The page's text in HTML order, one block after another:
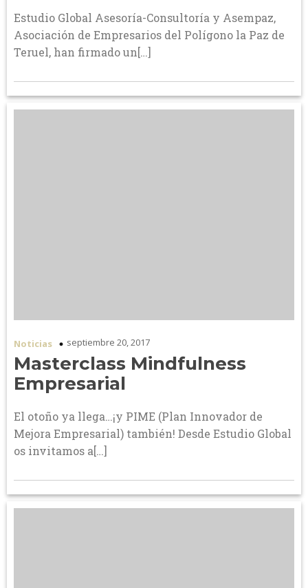
Estudio Global Asesoría-Consultoría y Asempaz,
Asociación de Empresarios del Polígono la Paz de
Teruel, han firmado un[…]
Noticias septiembre 20, 2017
Masterclass Mindfulness
Empresarial
El otoño ya llega…¡y PIME (Plan Innovador de
Mejora Empresarial) también! Desde Estudio Global
os invitamos a[…]